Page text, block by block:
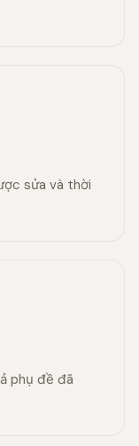
sửa và thời
phụ đề đã